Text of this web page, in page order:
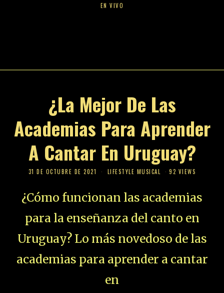
EN VIVO
¿La Mejor De Las
Academias Para Aprender
A Cantar En Uruguay?
31 DE OCTUBRE DE 2021 LIFESTYLE MUSICAL 92 VIEWS
¿Cómo funcionan las academias
para la enseñanza del canto en
Uruguay? Lo más novedoso de las
academias para aprender a cantar
en